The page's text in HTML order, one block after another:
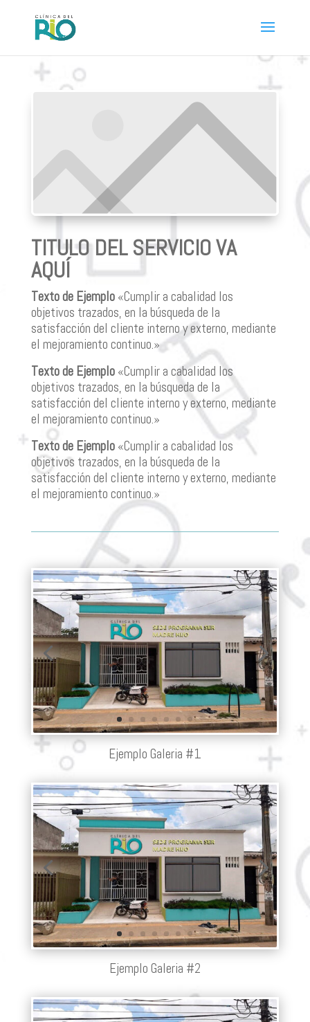
TITULO DEL SERVICIO VA
AQUÍ
Texto de Ejemplo«Cumplir a cabalidad los
objetivos trazados, en la búsqueda de la
satisfacción del cliente interno y externo, mediante
el mejoramiento continuo.»
Texto de Ejemplo«Cumplir a cabalidad los
objetivos trazados, en la búsqueda de la
satisfacción del cliente interno y externo, mediante
el mejoramiento continuo.»
Texto de Ejemplo«Cumplir a cabalidad los
objetivos trazados, en la búsqueda de la
satisfacción del cliente interno y externo, mediante
el mejoramiento continuo.»
Ejemplo Galeria #1
Ejemplo Galeria #2